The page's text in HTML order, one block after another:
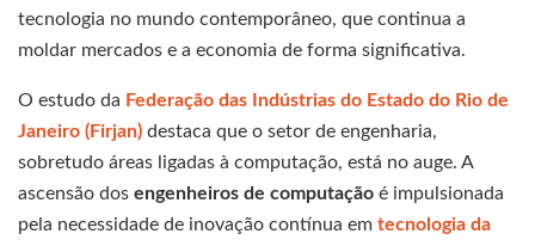
tecnologia no mundo contemporâneo, que continua a
moldar mercados e a economia de forma significativa.
O estudo da Federação das Indústrias do Estado do Rio de
Janeiro (Firjan) destaca que o setor de engenharia,
sobretudo áreas ligadas à computação, está no auge. A
ascensão dos engenheiros de computação é impulsionada
pela necessidade de inovação contínua em tecnologia da